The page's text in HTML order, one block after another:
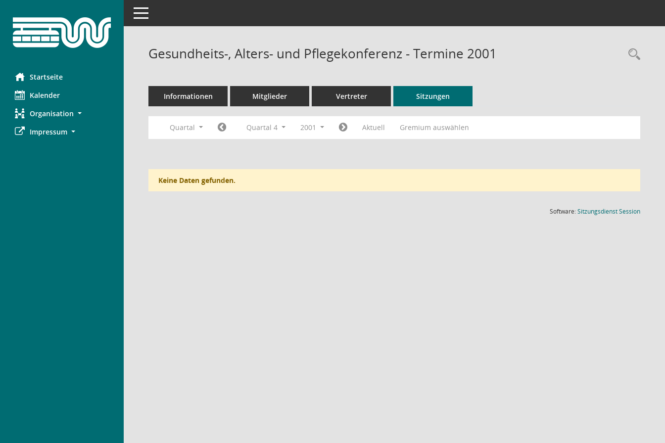
Startseite
Kalender
Organisation
Impressum
Toggle navigation
Gesundheits-, Alters- und Pflegekonferenz - Termine 2001
Informationen Mitglieder Vertreter Sitzungen
Quartal Quartal 4 2001 Aktuell Gremium auswählen
Keine Daten gefunden.
Software:SitzungsdienstSession(Wird in